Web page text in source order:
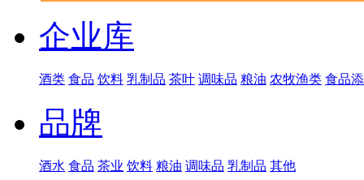
企业库
酒类 食品 饮料 乳制品 茶叶 调味品 粮油 农牧渔类 食品
品牌
酒水 食品 茶业 饮料 粮油 调味品 乳制品 其他